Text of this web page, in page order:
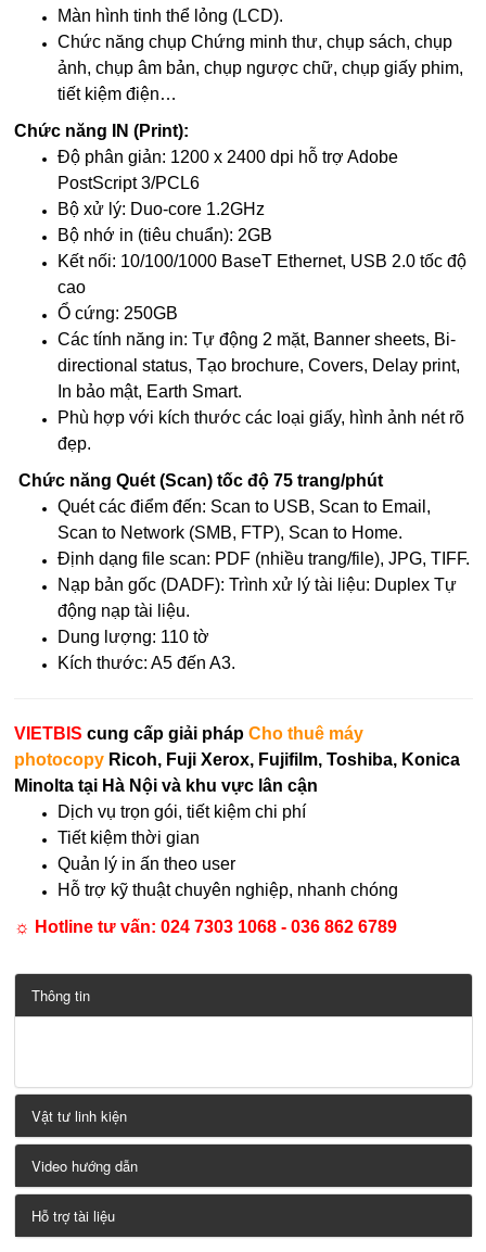
Màn hình tinh thể lỏng (LCD).
Chức năng chụp Chứng minh thư, chụp sách, chụp
ảnh, chụp âm bản, chụp ngược chữ, chụp giấy phim,
tiết kiệm điện…
Chức năng IN (Print):
Độ phân giản: 1200 x 2400 dpi hỗ trợ Adobe
PostScript 3/PCL6
Bộ xử lý: Duo-core 1.2GHz
Bộ nhớ in (tiêu chuẩn): 2GB
Kết nối: 10/100/1000 BaseT Ethernet, USB 2.0 tốc độ
cao
Ổ cứng: 250GB
Các tính năng in: Tự động 2 mặt, Banner sheets, Bi-
directional status, Tạo brochure, Covers, Delay print,
In bảo mật, Earth Smart.
Phù hợp với kích thước các loại giấy, hình ảnh nét rõ
đẹp.
Chức năng Quét (Scan) tốc độ 75 trang/phút
Quét các điểm đến: Scan to USB, Scan to Email,
Scan to Network (SMB, FTP), Scan to Home.
Định dạng file scan: PDF (nhiều trang/file), JPG, TIFF.
Nạp bản gốc (DADF): Trình xử lý tài liệu: Duplex Tự
động nạp tài liệu.
Dung lượng: 110 tờ
Kích thước: A5 đến A3.​
VIETBIS cung cấp giải pháp Cho thuê máy
photocopy Ricoh, Fuji Xerox, Fujifilm, Toshiba, Konica
Minolta tại Hà Nội và khu vực lân cận
Dịch vụ trọn gói, tiết kiệm chi phí
Tiết kiệm thời gian
Quản lý in ấn theo user
Hỗ trợ kỹ thuật chuyên nghiệp, nhanh chóng
☼ Hotline tư vấn: 024 7303 1068 - 036 862 6789
Thông tin
Vật tư linh kiện
Video hướng dẫn
Hỗ trợ tài liệu